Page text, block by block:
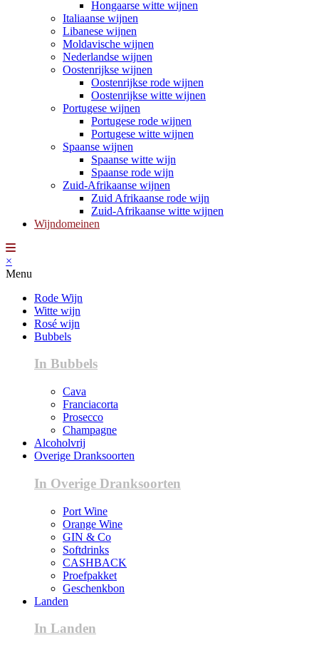
Hongaarse witte wijnen
Italiaanse wijnen
Libanese wijnen
Moldavische wijnen
Nederlandse wijnen
Oostenrijkse wijnen
Oostenrijkse rode wijnen
Oostenrijkse witte wijnen
Portugese wijnen
Portugese rode wijnen
Portugese witte wijnen
Spaanse wijnen
Spaanse witte wijn
Spaanse rode wijn
Zuid-Afrikaanse wijnen
Zuid Afrikaanse rode wijn
Zuid-Afrikaanse witte wijnen
Wijndomeinen
×
Menu
Rode Wijn
Witte wijn
Rosé wijn
Bubbels
In Bubbels
Cava
Franciacorta
Prosecco
Champagne
Alcoholvrij
Overige Dranksoorten
In Overige Dranksoorten
Port Wine
Orange Wine
GIN & Co
Softdrinks
CASHBACK
Proefpakket
Geschenkbon
Landen
In Landen